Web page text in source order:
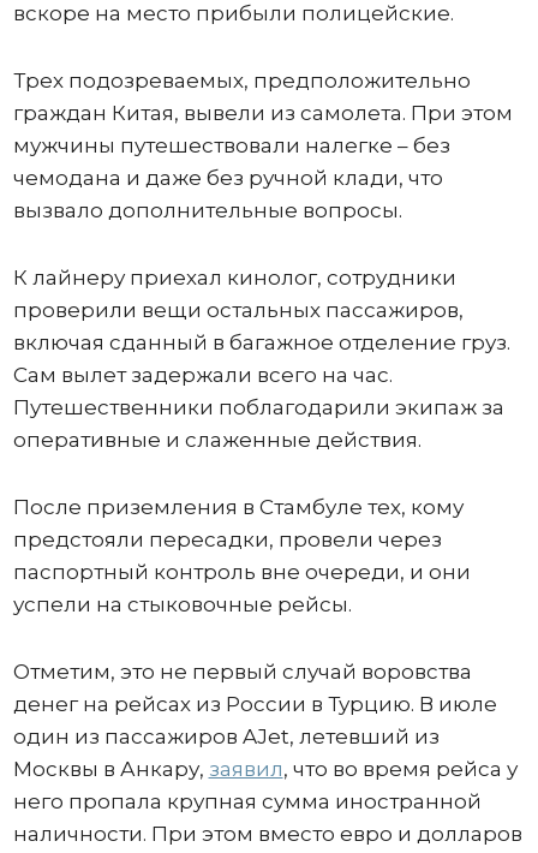
вскоре на место прибыли полицейские.
Трех подозреваемых, предположительно
граждан Китая, вывели из самолета. При этом
мужчины путешествовали налегке – без
чемодана и даже без ручной клади, что
вызвало дополнительные вопросы.
К лайнеру приехал кинолог, сотрудники
проверили вещи остальных пассажиров,
включая сданный в багажное отделение груз.
Сам вылет задержали всего на час.
Путешественники поблагодарили экипаж за
оперативные и слаженные действия.
После приземления в Стамбуле тех, кому
предстояли пересадки, провели через
паспортный контроль вне очереди, и они
успели на стыковочные рейсы.
Отметим, это не первый случай воровства
денег на рейсах из России в Турцию. В июле
один из пассажиров AJet, летевший из
Москвы в Анкару, заявил, что во время рейса у
него пропала крупная сумма иностранной
наличности. При этом вместо евро и долларов